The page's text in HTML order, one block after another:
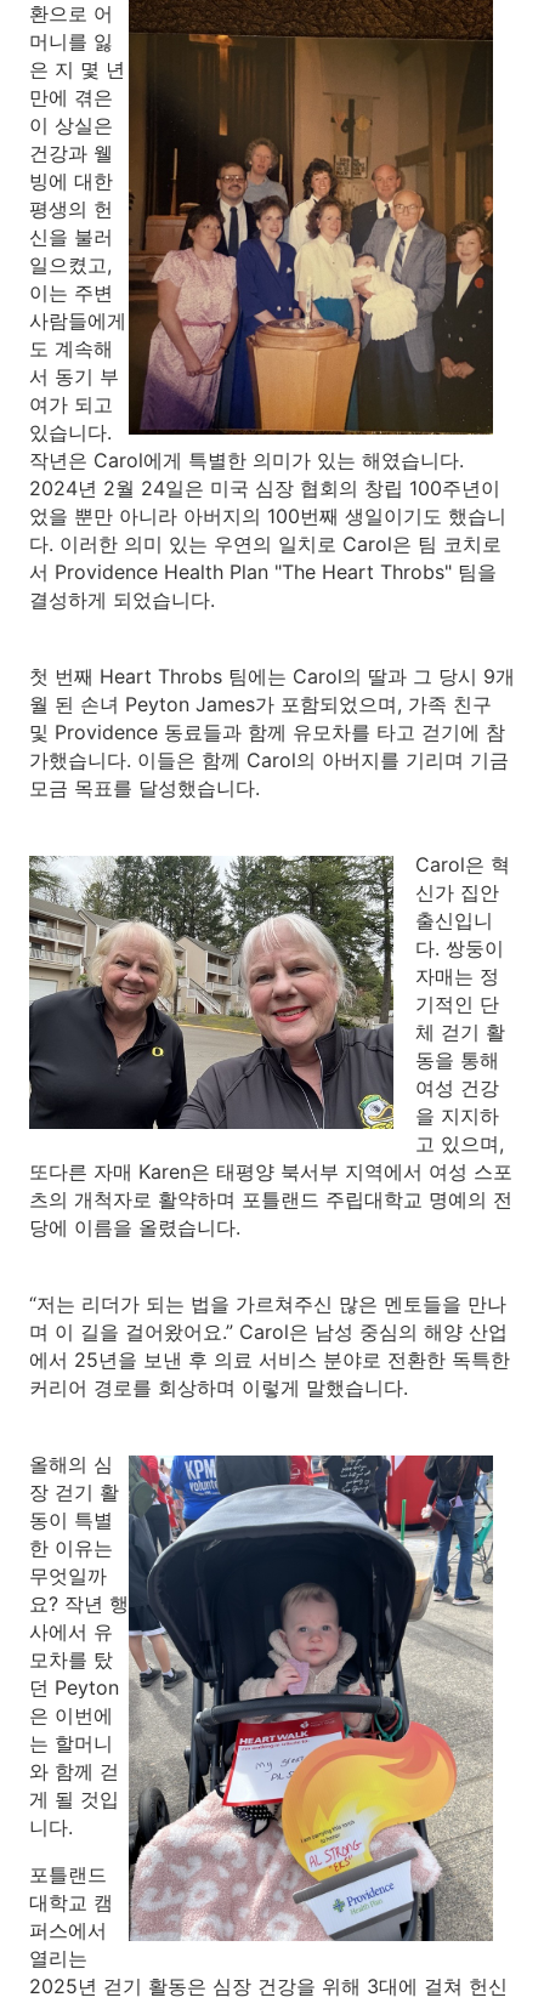
환으로 어
머니를 잃
은 지 몇 년
만에 겪은
이 상실은
건강과 웰
빙에 대한
평생의 헌
신을 불러
일으켰고,
이는 주변
사람들에게
도 계속해
서 동기 부
여가 되고
있습니다.
작년은 Carol에게 특별한 의미가 있는 해였습니다.
2024년 2월 24일은 미국 심장 협회의 창립 100주년이
었을 뿐만 아니라 아버지의 100번째 생일이기도 했습니
다. 이러한 의미 있는 우연의 일치로 Carol은 팀 코치로
서 Providence Health Plan "The Heart Throbs" 팀을
결성하게 되었습니다.
첫 번째 Heart Throbs 팀에는 Carol의 딸과 그 당시 9개
월 된 손녀 Peyton James가 포함되었으며, 가족 친구
및 Providence 동료들과 함께 유모차를 타고 걷기에 참
가했습니다. 이들은 함께 Carol의 아버지를 기리며 기금
모금 목표를 달성했습니다.
Carol은 혁
신가 집안
출신입니
다. 쌍둥이
자매는 정
기적인 단
체 걷기 활
동을 통해
여성 건강
을 지지하
고 있으며,
또다른 자매 Karen은 태평양 북서부 지역에서 여성 스포
츠의 개척자로 활약하며 포틀랜드 주립대학교 명예의 전
당에 이름을 올렸습니다.
“저는 리더가 되는 법을 가르쳐주신 많은 멘토들을 만나
며 이 길을 걸어왔어요.” Carol은 남성 중심의 해양 산업
에서 25년을 보낸 후 의료 서비스 분야로 전환한 독특한
커리어 경로를 회상하며 이렇게 말했습니다.
올해의 심
장 걷기 활
동이 특별
한 이유는
무엇일까
요? 작년 행
사에서 유
모차를 탔
던 Peyton
은 이번에
는 할머니
와 함께 걷
게 될 것입
니다.
포틀랜드
대학교 캠
퍼스에서
열리는
2025년 걷기 활동은 심장 건강을 위해 3대에 걸쳐 헌신